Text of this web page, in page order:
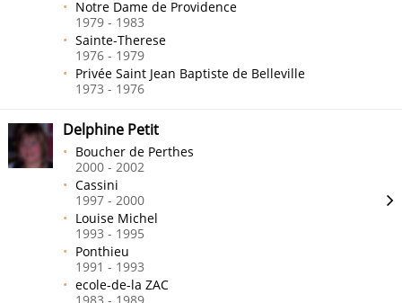
Notre Dame de Providence
1979 - 1983
Sainte-Therese
1976 - 1979
Privée Saint Jean Baptiste de Belleville
1973 - 1976
Delphine Petit
Boucher de Perthes
2000 - 2002
Cassini
1997 - 2000
Louise Michel
1993 - 1995
Ponthieu
1991 - 1993
ecole-de-la ZAC